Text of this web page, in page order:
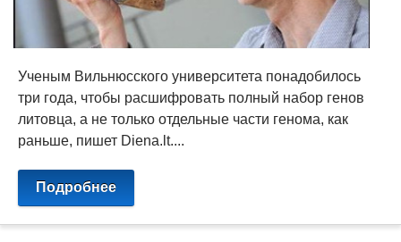
Ученым Вильнюсского университета понадобилось
три года, чтобы расшифровать полный набор генов
литовца, а не только отдельные части генома, как
раньше, пишет Diena.lt....
Подробнее